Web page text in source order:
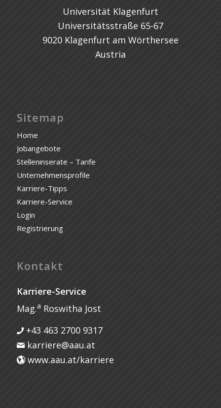
Universität Klagenfurt
Universitätsstraße 65-67
9020 Klagenfurt am Wörthersee
Austria
Sitemap
Home
Jobangebote
Stelleninserate – Tarife
Unternehmensprofile
Karriere-Tipps
Karriere-Service
Login
Registrierung
Kontakt
Karriere-Service
Mag.a Roswitha Jost
+43 463 2700 9317
karriere@aau.at
www.aau.at/karriere